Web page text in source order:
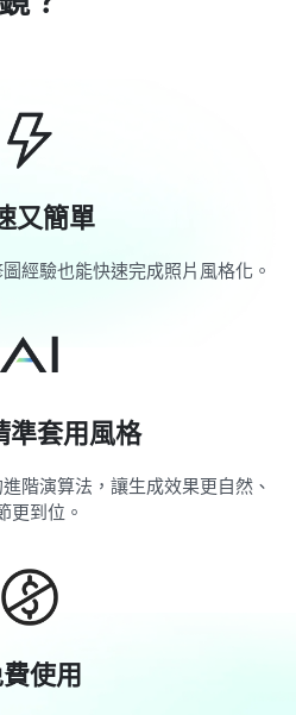
又簡單
經驗也能快速完成照片風格化。
準套用風格
階演算法，讓生成效果更自然、
更到位。
使用